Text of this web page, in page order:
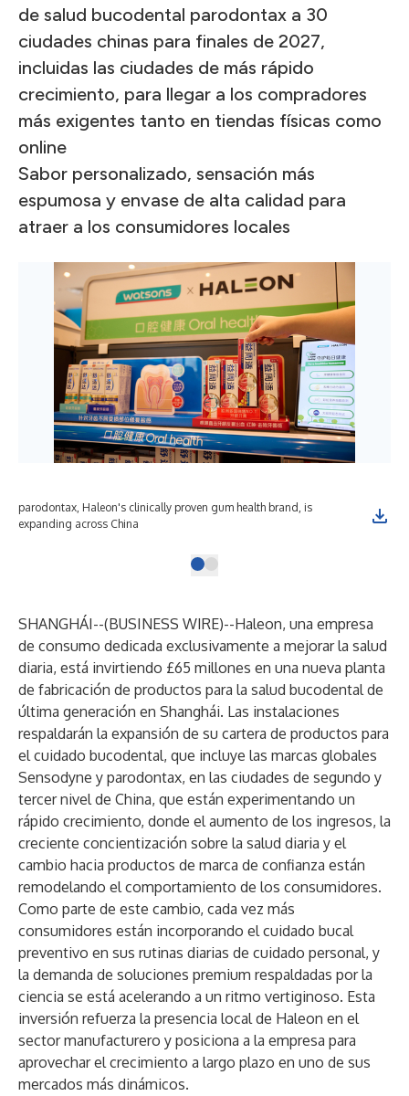
de salud bucodental parodontax a 30
ciudades chinas para finales de 2027,
incluidas las ciudades de más rápido
crecimiento, para llegar a los compradores
más exigentes tanto en tiendas físicas como
online
Sabor personalizado, sensación más
espumosa y envase de alta calidad para
atraer a los consumidores locales
parodontax, Haleon's clinically proven gum health brand, is
expanding across China
SHANGHÁI--(BUSINESS WIRE)--Haleon, una empresa
de consumo dedicada exclusivamente a mejorar la salud
diaria, está invirtiendo £65 millones en una nueva planta
de fabricación de productos para la salud bucodental de
última generación en Shanghái. Las instalaciones
respaldarán la expansión de su cartera de productos para
el cuidado bucodental, que incluye las marcas globales
Sensodyne y parodontax, en las ciudades de segundo y
tercer nivel de China, que están experimentando un
rápido crecimiento, donde el aumento de los ingresos, la
creciente concientización sobre la salud diaria y el
cambio hacia productos de marca de confianza están
remodelando el comportamiento de los consumidores.
Como parte de este cambio, cada vez más
consumidores están incorporando el cuidado bucal
preventivo en sus rutinas diarias de cuidado personal, y
la demanda de soluciones premium respaldadas por la
ciencia se está acelerando a un ritmo vertiginoso. Esta
inversión refuerza la presencia local de Haleon en el
sector manufacturero y posiciona a la empresa para
aprovechar el crecimiento a largo plazo en uno de sus
mercados más dinámicos.